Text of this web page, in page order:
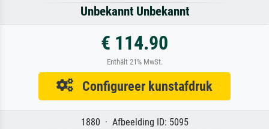
Unbekannt Unbekannt
€ 114.90
Enthält 21% MwSt.
Configureer kunstafdruk
1880 · Afbeelding ID: 5095